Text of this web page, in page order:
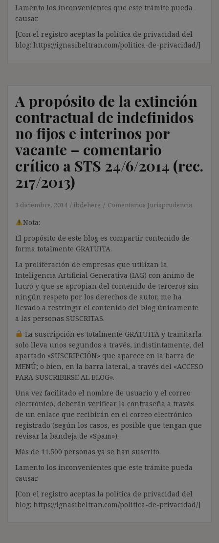
Lamento los inconvenientes que este trámite pueda
causar.
[Con el registro aceptas la política de privacidad del
blog: https://ignasibeltran.com/politica-de-privacidad/]
A propósito de la extinción
contractual de indefinidos
no fijos e interinos por
vacante – comentario
crítico a STS 24/6/2014 (rec.
217/2013)
3 diciembre, 2014 ibdehere Comentarios Jurisprudencia
Nota:
El propósito de este blog es compartir contenido de
forma totalmente GRATUITA.
La proliferación de empresas que utilizan la
Inteligencia Artificial Generativa (IAG) con ánimo de
lucro y que se apropian del contenido de terceros sin
ningún respeto por los derechos de autor, me ha
llevado a restringir el contenido del blog únicamente
a las personas SUSCRITAS.
La suscripción es totalmente GRATUITA y tramitarla
solo lleva unos segundos a través, indistintamente, del
apartado «SUSCRIPCIÓN» que aparece en la barra de
MENÚ; o bien, en la barra lateral, a través del «ACCESO
PARA SUSCRIBIRSE AL BLOG».
Una vez facilitado el nombre de usuario y el correo
electrónico, deberán verificar la contraseña a través
de un enlace que recibirán en el correo electrónico
registrado (según los casos, es posible que tengan que
revisar la bandeja de «Spam»).
Más de 11.500 personas ya se han suscrito.
Lamento los inconvenientes que este trámite pueda
causar.
[Con el registro aceptas la política de privacidad del
blog: https://ignasibeltran.com/politica-de-privacidad/]